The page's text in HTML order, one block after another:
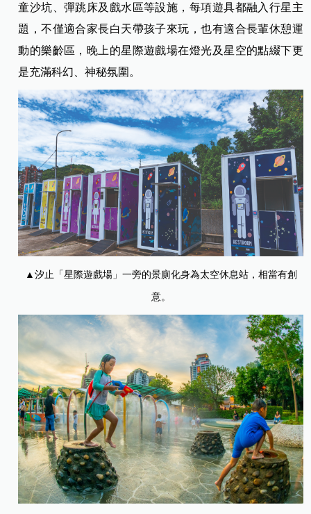
童沙坑、彈跳床及戲水區等設施，每項遊具都融入行星主
題，不僅適合家長白天帶孩子來玩，也有適合長輩休憩運
動的樂齡區，晚上的星際遊戲場在燈光及星空的點綴下更
是充滿科幻、神秘氛圍。
▲汐止「星際遊戲場」一旁的景廁化身為太空休息站，相當有創
意。